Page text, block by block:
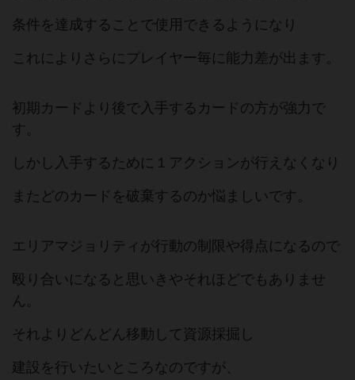
条件を達成することで使用できるようになり
これによりさらにプレイヤー毎に能力差が出ます。
初期カードより後で入手するカードの方が強力で
す。
しかし入手するために１アクションが行えなくなり
またどのカードを破棄するのか悩ましいです。
エリアマジョリティが行動の制限や得点になるので
殴り合いになると思いきやそれほどでもありませ
ん。
それよりどんどん移動して資源採掘し
建設を行いたいところなのですが、